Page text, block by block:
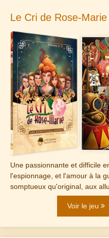
Le Cri de Rose-Marie
Une passionnante et difficile
l'espionnage, et l'amour à la
somptueux qu'original, aux
Voir le jeu